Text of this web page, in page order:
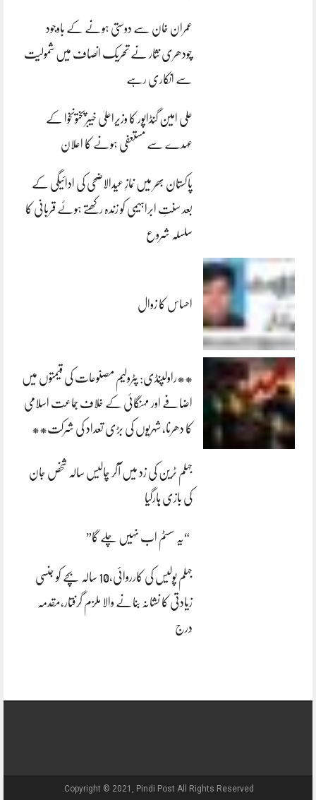
عمران خان سے دوستی ہونے کے باوجود
چودھری نثار نے تحریک انصاف میں شمولیت
سے انکاری رہے
علی امین گنڈاپور کا وزیراعلیٰ خیبرپختونخوا کے
عہدے سے مستعفی ہونے کا اعلان
پاکستان بھر میں نمازِ عیدالاضحی کی ادائیگی کے
بعد سنتِ ابراہیمی کو زندہ رکھتے ہوئے قربانی کا
سلسلہ شروع
احساس کا زوال
**راولپنڈی: پٹرولیم مصنوعات کی قیمتوں میں
اضافے اور مہنگائی کے خلاف جماعت اسلامی
کا دھرنا، شہریوں کی بڑی تعداد کی شرکت**
جہلم ٹرین کی زد میں آکر چالیس سالہ شخص جان
کی بازی ہارگیا
“یہ سسٹم اب نہیں چلے گا”
جہلم پولیس کی کارروائی،10 سالہ بچے کو جنسی
زیادتی کا نشانہ بنانے والا ملزم گرفتار،مقدمہ
درج
Copyright © 2021, Pindi Post All Rights Reserved.